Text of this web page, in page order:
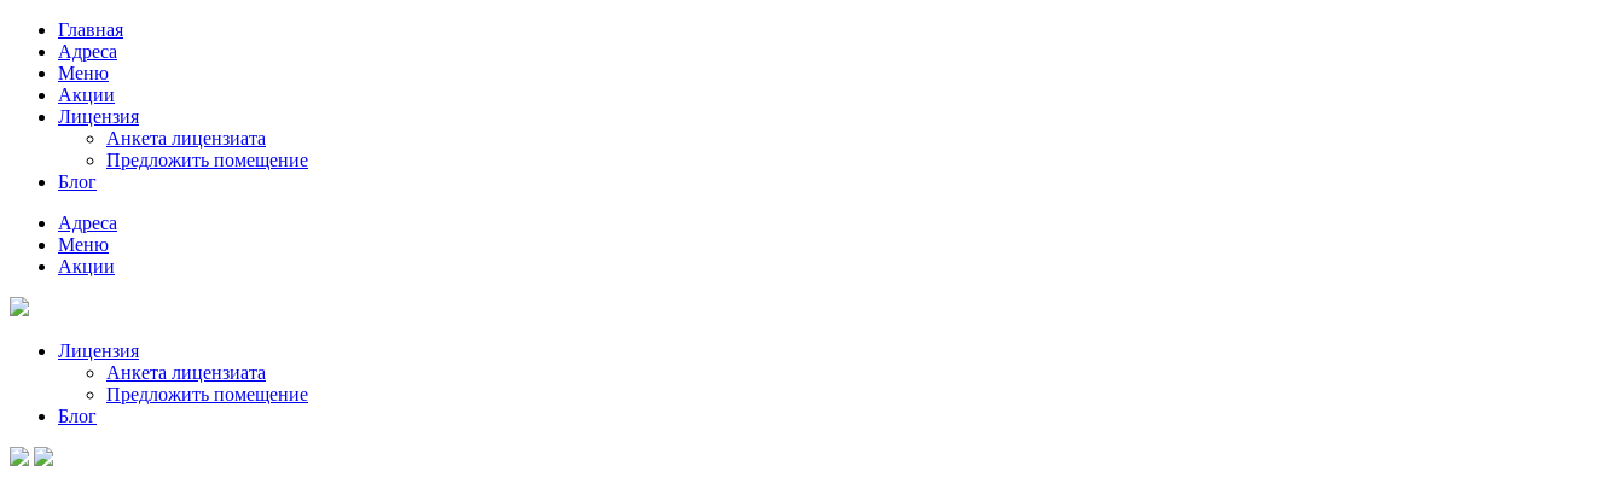
Главная
Адреса
Меню
Акции
Лицензия
Анкета лицензиата
Предложить помещение
Блог
Адреса
Меню
Акции
Лицензия
Анкета лицензиата
Предложить помещение
Блог